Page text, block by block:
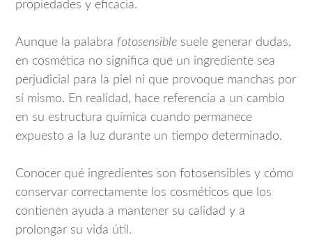
propiedades y eficacia.
Aunque la palabra fotosensible suele generar dudas,
en cosmética no significa que un ingrediente sea
perjudicial para la piel ni que provoque manchas por
sí mismo. En realidad, hace referencia a un cambio
en su estructura química cuando permanece
expuesto a la luz durante un tiempo determinado.
Conocer qué ingredientes son fotosensibles y cómo
conservar correctamente los cosméticos que los
contienen ayuda a mantener su calidad y a
prolongar su vida útil.